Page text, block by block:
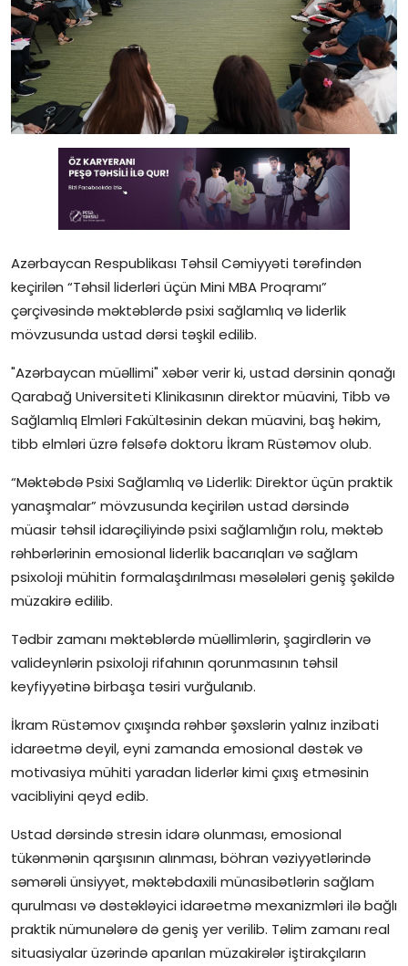
Rəsmi
Təhsil
Müsahibə
Elm və innovasiya
Pedaqogika
Regionlar
Qəzetin PDF arxivi
İctimai şura
Azərbaycan Respublikası Təhsil Cəmiyyəti tərəfindən
keçirilən “Təhsil liderləri üçün Mini MBA Proqramı”
çərçivəsində məktəblərdə psixi sağlamlıq və liderlik
mövzusunda ustad dərsi təşkil edilib.
"Azərbaycan müəllimi" xəbər verir ki, ustad dərsinin qonağı
Qarabağ Universiteti Klinikasının direktor müavini, Tibb və
Sağlamlıq Elmləri Fakültəsinin dekan müavini, baş həkim,
tibb elmləri üzrə fəlsəfə doktoru İkram Rüstəmov olub.
“Məktəbdə Psixi Sağlamlıq və Liderlik: Direktor üçün praktik
yanaşmalar” mövzusunda keçirilən ustad dərsində
müasir təhsil idarəçiliyində psixi sağlamlığın rolu, məktəb
rəhbərlərinin emosional liderlik bacarıqları və sağlam
psixoloji mühitin formalaşdırılması məsələləri geniş şəkildə
müzakirə edilib.
Tədbir zamanı məktəblərdə müəllimlərin, şagirdlərin və
valideynlərin psixoloji rifahının qorunmasının təhsil
keyfiyyətinə birbaşa təsiri vurğulanıb.
İkram Rüstəmov çıxışında rəhbər şəxslərin yalnız inzibati
idarəetmə deyil, eyni zamanda emosional dəstək və
motivasiya mühiti yaradan liderlər kimi çıxış etməsinin
vacibliyini qeyd edib.
Ustad dərsində stresin idarə olunması, emosional
tükənmənin qarşısının alınması, böhran vəziyyətlərində
səmərəli ünsiyyət, məktəbdaxili münasibətlərin sağlam
qurulması və dəstəkləyici idarəetmə mexanizmləri ilə bağlı
praktik nümunələrə də geniş yer verilib. Təlim zamanı real
situasiyalar üzərində aparılan müzakirələr iştirakçıların